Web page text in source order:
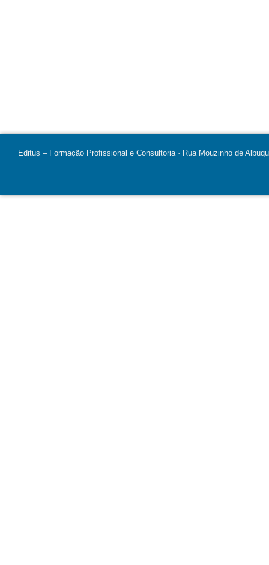
Editus – Formação Profissional e Consultoria · Rua Mouzinho de